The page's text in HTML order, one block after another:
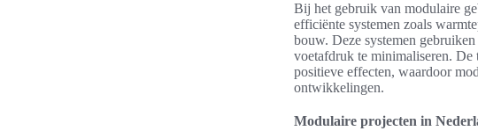
Bij het gebruik van modulaire
efficiënte systemen zoals
bouw. Deze systemen
voetafdruk te minimaliseren. De
positieve effecten, waardoor
ontwikkelingen.
Modulaire projecten in